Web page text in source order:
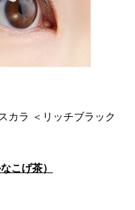
ラ ＜リッチブラック
こげ茶）